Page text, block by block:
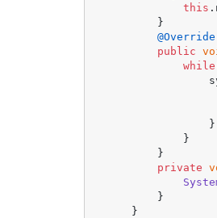
this .
        }
@Override
public
while
                }
            }
        }
private
        }
    }